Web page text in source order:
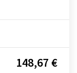
148,67 €